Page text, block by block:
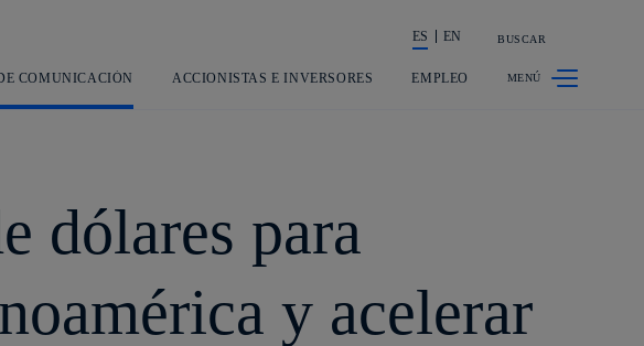
La acción en accionistas e
ES EN BUSCAR
COMUNICACIÓN ACCIONISTAS E INVERSORES EMPLEO
dólares para
y acelerar